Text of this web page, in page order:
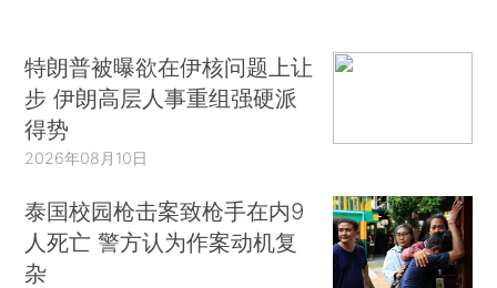
特朗普被曝欲在伊核问题上让
步 伊朗高层人事重组强硬派
得势
2026年08月10日
泰国校园枪击案致枪手在内9
人死亡 警方认为作案动机复
杂